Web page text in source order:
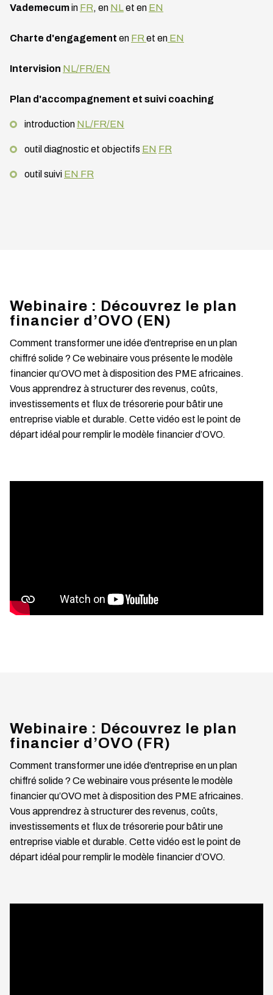
Vademecumin FR, en NLet en EN
Charte d'engagement en FR et en EN
Intervision NL/FR/EN
Plan d'accompagnement et suivi coaching
introduction NL/FR/EN
outil diagnostic et objectifs EN FR
outil suivi EN FR
Webinaire : Découvrez le plan
financier d’OVO (EN)
Comment transformer une idée d’entreprise en un plan
chiffré solide ? Ce webinaire vous présente le modèle
financier qu’OVO met à disposition des PME africaines.
Vous apprendrez à structurer des revenus, coûts,
investissements et flux de trésorerie pour bâtir une
entreprise viable et durable. Cette vidéo est le point de
départ idéal pour remplir le modèle financier d’OVO.
Webinaire : Découvrez le plan
financier d’OVO (FR)
Comment transformer une idée d’entreprise en un plan
chiffré solide ? Ce webinaire vous présente le modèle
financier qu’OVO met à disposition des PME africaines.
Vous apprendrez à structurer des revenus, coûts,
investissements et flux de trésorerie pour bâtir une
entreprise viable et durable. Cette vidéo est le point de
départ idéal pour remplir le modèle financier d’OVO.